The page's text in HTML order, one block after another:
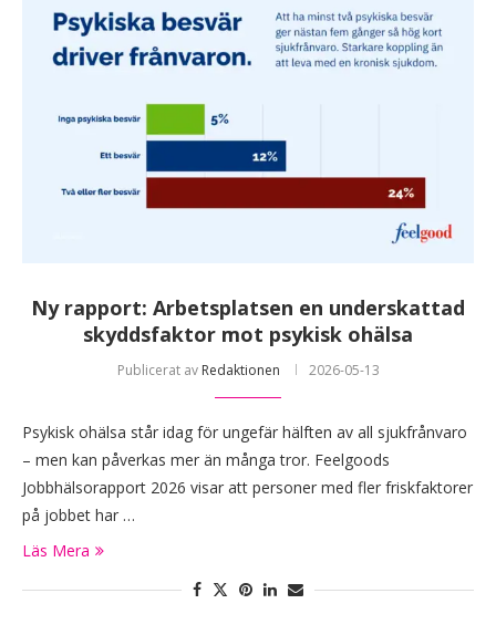
Ny rapport: Arbetsplatsen en underskattad
skyddsfaktor mot psykisk ohälsa
Publicerat av Redaktionen 2026-05-13
Psykisk ohälsa står idag för ungefär hälften av all sjukfrånvaro
– men kan påverkas mer än många tror. Feelgoods
Jobbhälsorapport 2026 visar att personer med fler friskfaktorer
på jobbet har …
Läs Mera